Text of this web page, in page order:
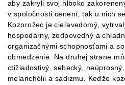
aby zakryli svoj hlboko
v spoločnosti cenení, tak u nich
Kozorožec je cieľavedomý,
hospodárny, zodpovedný a
organizačnými schopnosťami a
obmedzenie. Na druhej strane
ctižiadostivý, sebecký,
melanchólii a sadizmu. Keďže